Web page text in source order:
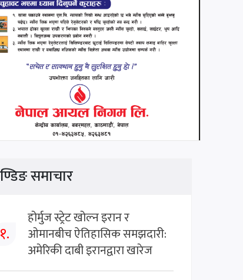
समाचार
१.
होर्मुज स्ट्रेट खोल्न इरान र
ओमानबीच ऐतिहासिक समझदारी:
अमेरिकी दाबी इरानद्वारा खारेज